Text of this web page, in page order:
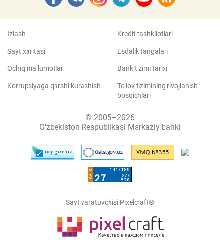
Izlash
Sayt xaritasi
Ochiq ma’lumotlar
Korrupsiyaga qarshi kurashish
Kredit tashkilotlari
Esdalik tangalari
Bank tizimi tarixi
To‘lov tizimining rivojlanish
bosqichlari
© 2005–2026
O‘zbekiston Respublikasi Markaziy banki
Sayt yaratuvchisi Pixelcraft®